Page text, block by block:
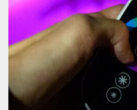
Почему
Сибирскую
Угол наклона спинки
напряжение с шейно-
зоны и поясницы, а
сиденья разгрузит коленные